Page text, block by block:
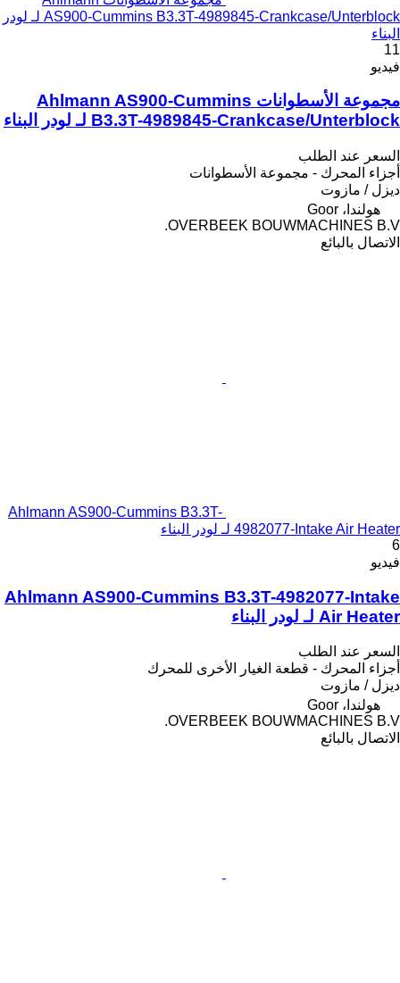
AS900-Cummins B3.3T-4989845-Crankcase/Unterblock لـ لودر
البناء
11
فيديو
مجموعة الأسطوانات Ahlmann AS900-Cummins
B3.3T-4989845-Crankcase/Unterblock لـ لودر البناء
السعر عند الطلب
أجزاء المحرك - مجموعة الأسطوانات
ديزل / مازوت
هولندا، Goor
OVERBEEK BOUWMACHINES B.V.
الاتصال بالبائع
Ahlmann AS900-Cummins B3.3T-
4982077-Intake Air Heater لـ لودر البناء
6
فيديو
Ahlmann AS900-Cummins B3.3T-4982077-Intake
Air Heater لـ لودر البناء
السعر عند الطلب
أجزاء المحرك - قطعة الغيار الأخرى للمحرك
ديزل / مازوت
هولندا، Goor
OVERBEEK BOUWMACHINES B.V.
الاتصال بالبائع